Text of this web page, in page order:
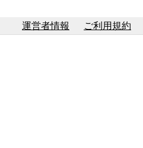
運営者情報
ご利用規約